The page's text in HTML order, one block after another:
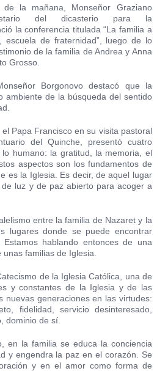
la mañana, Monseñor Graziano
del dicasterio para la
la conferencia titulada “La familia a
escuela de fraternidad”, luego de lo
de la familia de Andrea y Anna
Grosso.
Borgonovo destacó que la
ambiente de la búsqueda del sentido
Papa Francisco en su visita pastoral
del Quinche, presentó cuatro
humano: la gratitud, la memoria, el
aspectos son los fundamentos de
es la Iglesia. Es decir, de aquel lugar
luz y de paz abierto para acoger a
entre la familia de Nazaret y la
lugares donde se puede encontrar
hablando entonces de una
familias de Iglesia.
de la Iglesia Católica, una de
y constantes de la Iglesia y de las
nuevas generaciones en las virtudes:
fidelidad, servicio desinteresado,
dominio de sí.
en la familia se educa la conciencia
y engendra la paz en el corazón. Se
y en el amor como forma de